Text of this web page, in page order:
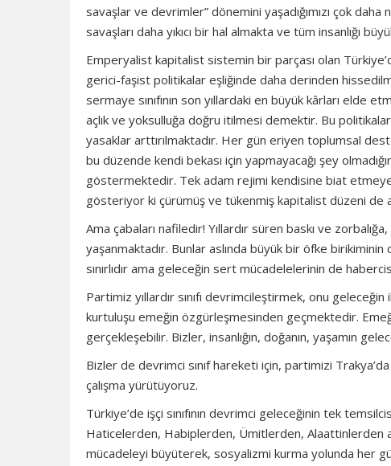
savaşlar ve devrimler” dönemini yaşadığımızı çok
savaşları daha yıkıcı bir hal almakta ve tüm insanlığı
Emperyalist kapitalist sistemin bir parçası olan
gerici-faşist politikalar eşliğinde daha derinden
sermaye sınıfının son yıllardaki en büyük kârları elde
açlık ve yoksulluğa doğru itilmesi demektir. Bu
yasaklar arttırılmaktadır. Her gün eriyen toplumsal
bu düzende kendi bekası için yapmayacağı şey
göstermektedir. Tek adam rejimi kendisine biat
gösteriyor ki çürümüş ve tükenmiş kapitalist düzeni
Ama çabaları nafiledir! Yıllardır süren baskı ve zorbalığa,
yaşanmaktadır. Bunlar aslında büyük bir öfke birikiminin
sınırlıdır ama geleceğin sert mücadelelerinin de
Partimiz yıllardır sınıfı devrimcileştirmek, onu geleceğin
kurtuluşu emeğin özgürleşmesinden geçmektedir.
gerçekleşebilir. Bizler, insanlığın, doğanın, yaşamın
Bizler de devrimci sınıf hareketi için, partimizi
çalışma yürütüyoruz.
Türkiye’de işçi sınıfının devrimci geleceğinin tek
Haticelerden, Habiplerden, Ümitlerden, Alaattinlerden
mücadeleyi büyüterek, sosyalizmi kurma yolunda her